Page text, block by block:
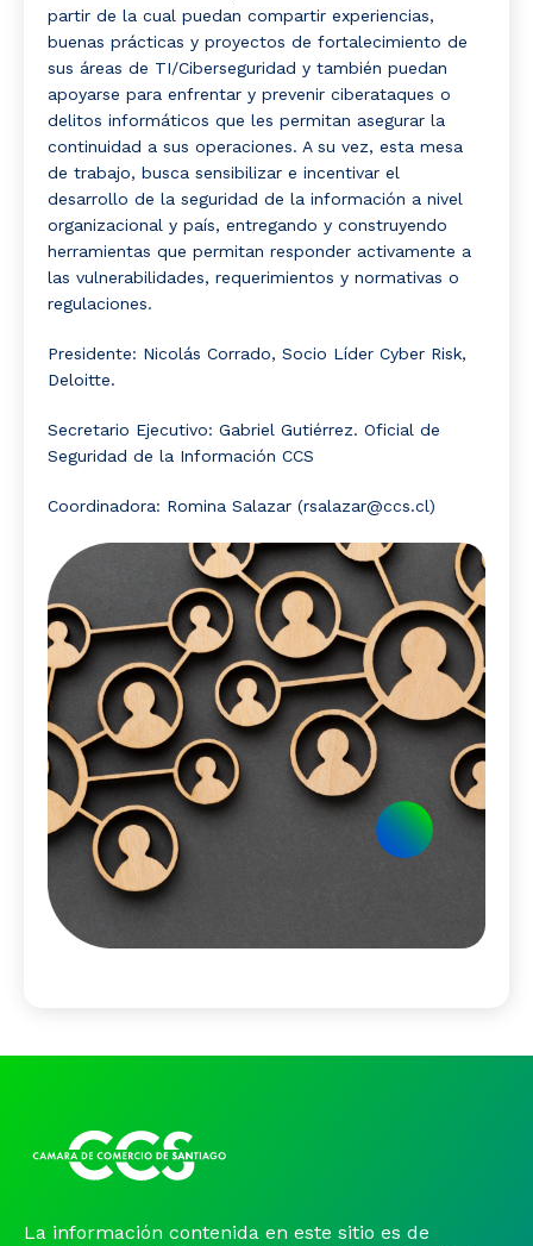
partir de la cual puedan compartir experiencias,
buenas prácticas y proyectos de fortalecimiento de
sus áreas de TI/Ciberseguridad y también puedan
apoyarse para enfrentar y prevenir ciberataques o
delitos informáticos que les permitan asegurar la
continuidad a sus operaciones. A su vez, esta mesa
de trabajo, busca sensibilizar e incentivar el
desarrollo de la seguridad de la información a nivel
organizacional y país, entregando y construyendo
herramientas que permitan responder activamente a
las vulnerabilidades, requerimientos y normativas o
regulaciones.
Presidente: Nicolás Corrado, Socio Líder Cyber Risk,
Deloitte.
Secretario Ejecutivo: Gabriel Gutiérrez. Oficial de
Seguridad de la Información CCS
Coordinadora: Romina Salazar (rsalazar@ccs.cl)
La información contenida en este sitio es de